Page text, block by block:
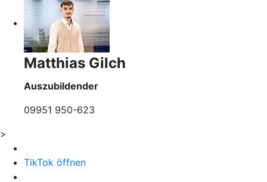
Matthias Gilch
Auszubildender
09951 950-623
>
TikTok öffnen